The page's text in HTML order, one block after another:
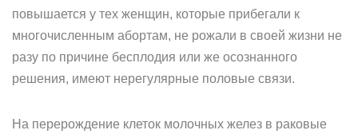
повышается у тех женщин, которые прибегали к
многочисленным абортам, не рожали в своей жизни не
разу по причине бесплодия или же осознанного
решения, имеют нерегулярные половые связи.
На перерождение клеток молочных желез в раковые